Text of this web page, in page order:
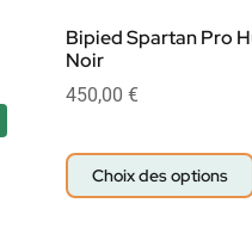
Bipied Spartan Pro
Noir
450,00€
Choix des options